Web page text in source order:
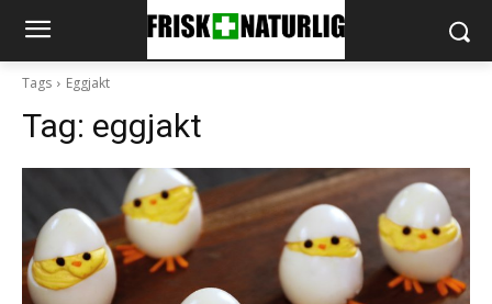
Tags Eggjakt
Tag: eggjakt